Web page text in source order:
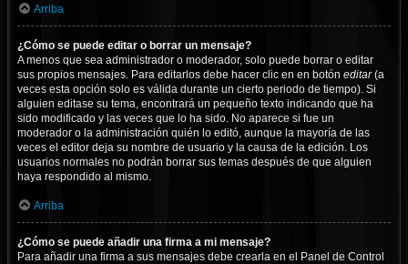
Arriba
¿Cómo se puede editar o borrar un mensaje?
A menos que sea administrador o moderador, solo puede borrar o editar
sus propios mensajes. Para editarlos debe hacer clic en en botón editar(a
veces esta opción solo es válida durante un cierto periodo de tiempo). Si
alguien editase su tema, encontrará un pequeño texto indicando que ha
sido modificado y las veces que lo ha sido. No aparece si fue un
moderador o la administración quién lo editó, aunque la mayoría de las
veces el editor deja su nombre de usuario y la causa de la edición. Los
usuarios normales no podrán borrar sus temas después de que alguien
haya respondido al mismo.
Arriba
¿Cómo se puede añadir una firma a mi mensaje?
Para añadir una firma a sus mensajes debe crearla en el Panel de Control